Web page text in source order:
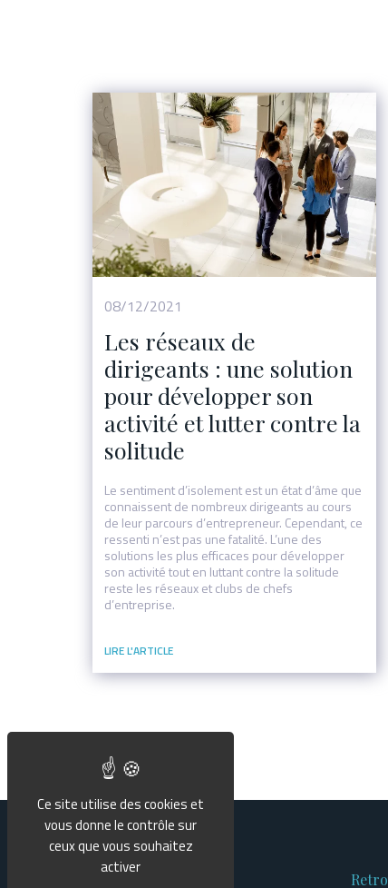
08/12/2021
Les réseaux de
dirigeants : une solution
pour développer son
activité et lutter contre la
solitude
Le sentiment d’isolement est un état d’âme que
connaissent de nombreux dirigeants au cours
de leur parcours d’entrepreneur. Cependant, ce
ressenti n’est pas une fatalité. L’une des
solutions les plus efficaces pour développer
son activité tout en luttant contre la solitude
reste les réseaux et clubs de chefs
d’entreprise.
Ce site utilise des cookies et
vous donne le contrôle sur
ceux que vous souhaitez
activer